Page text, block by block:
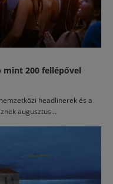
mint 200 fellépővel
headlinerek és a
augusztus...